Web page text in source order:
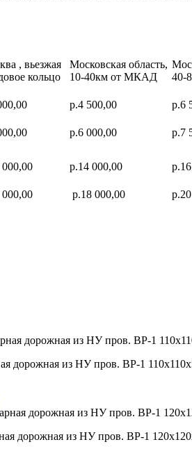
, вьезжая
кольцо
Московская область,
10-40км от МКАД
40-
р.4 500,00 р.6
р.6 000,00 р.7
р.14 000,00
р.18 000,00
дорожная из НУ пров. ВР-1
дорожная из НУ пров. ВР-1